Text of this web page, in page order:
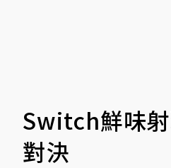
Switch鮮味
對決